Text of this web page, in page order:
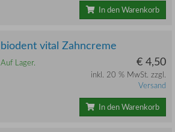
In den Warenkorb
biodent vital Zahncreme
Auf Lager. € 4,50
inkl. 20 % MwSt. zzgl.
Versand
In den Warenkorb